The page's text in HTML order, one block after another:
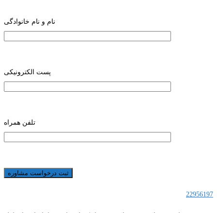
نام و نام خانوادگی
پست الکترونیکی
تلفن همراه
22956197